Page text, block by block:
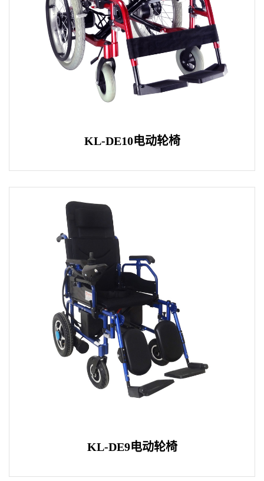
KL-DE10电动轮椅
KL-DE9电动轮椅